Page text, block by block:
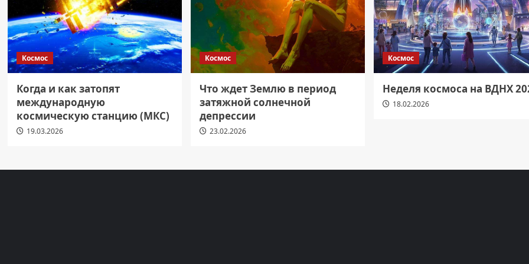
Космос
Когда и как затопят
международную
космическую станцию (МКС)
19.03.2026
Космос
Что ждет Землю в период
затяжной солнечной
депрессии
23.02.2026
Космос
Неделя космоса на ВДНХ
18.02.2026